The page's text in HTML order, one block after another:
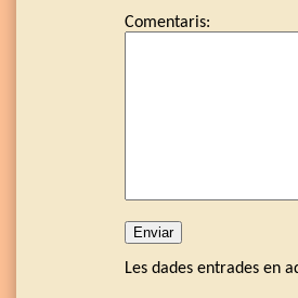
Comentaris:
Les dades entrades en